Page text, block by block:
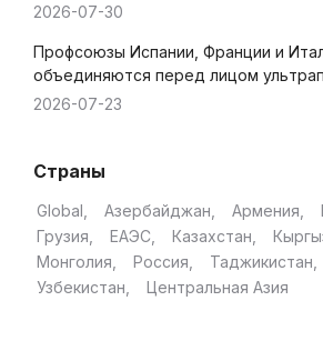
2026-07-30
Профсоюзы Испании, Франции и
объединяются перед лицом
2026-07-23
Страны
Global Азербайджан Армения
Грузия
ЕАЭС Казахстан
Монголия
Россия Таджикистан
Узбекистан
Центральная Азия